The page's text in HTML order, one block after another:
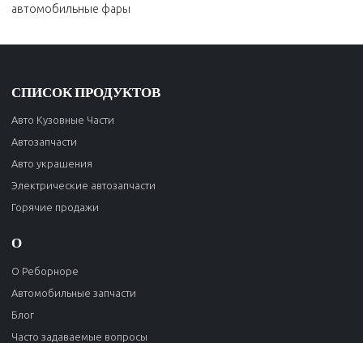
автомобильные фары
СПИСОК ПРОДУКТОВ
Авто Кузовные Части
Автозапчасти
Авто украшения
Электрические автозапчасти
Горячие продажи
О
О Реборноре
Автомобильные запчасти
Блог
Часто задаваемые вопросы